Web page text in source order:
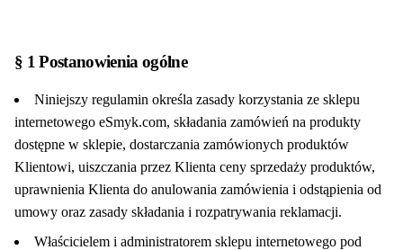
§ 1 Postanowienia ogólne
Niniejszy regulamin określa zasady korzystania ze sklepu
internetowego eSmyk.com, składania zamówień na produkty
dostępne w sklepie, dostarczania zamówionych produktów
Klientowi, uiszczania przez Klienta ceny sprzedaży produktów,
uprawnienia Klienta do anulowania zamówienia i odstąpienia od
umowy oraz zasady składania i rozpatrywania reklamacji.
Właścicielem i administratorem sklepu internetowego pod